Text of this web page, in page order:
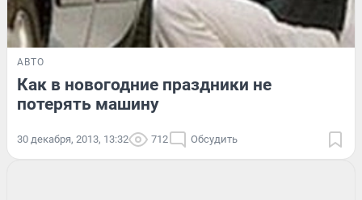
АВТО
Как в новогодние праздники не
потерять машину
30 декабря, 2013, 13:32 712 Обсудить